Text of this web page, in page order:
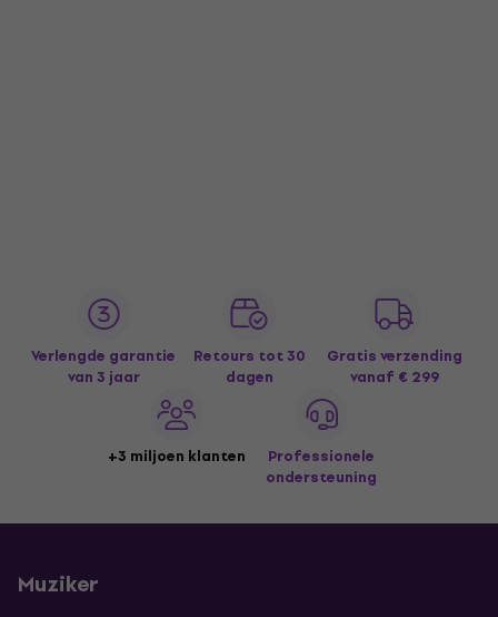
Verlengde garantie
van 3 jaar
Retours tot 30
dagen
Gratis verzending
vanaf € 299
+3 miljoen klanten
Professionele
ondersteuning
Muziker